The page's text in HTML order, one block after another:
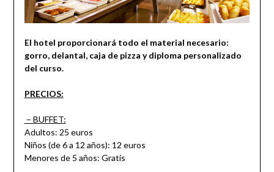
El hotel proporcionará todo el material necesario:
gorro, delantal, caja de pizza y diploma personalizado
del curso.
PRECIOS:
– BUFFET:
Adultos: 25 euros
Niños (de 6 a 12 años): 12 euros
Menores de 5 años: Gratis